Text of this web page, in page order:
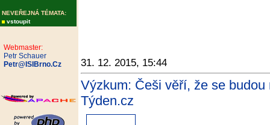
NEVEŘEJNÁ TÉMATA:
vstoupit
Webmaster:
Petr Schauer
Petr@ISIBrno.Cz
31. 12. 2015, 15:44
Výzkum: Češi věří, že se
Týden.cz